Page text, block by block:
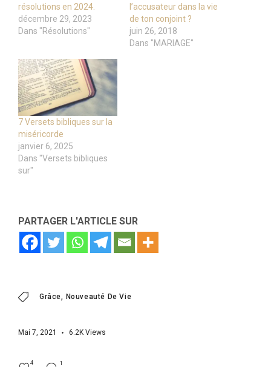
résolutions en 2024.
décembre 29, 2023
Dans "Résolutions"
l’accusateur dans la vie
de ton conjoint ?
juin 26, 2018
Dans "MARIAGE"
7 Versets bibliques sur la
miséricorde
janvier 6, 2025
Dans "Versets bibliques
sur"
PARTAGER L'ARTICLE SUR
Grâce Nouveauté De Vie
Mai 7, 2021 6.2K Views
1
4